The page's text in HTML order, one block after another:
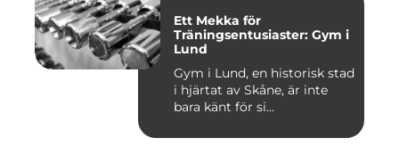
Ett Mekka för
Träningsentusiaster: Gym i
Lund
Gym i Lund, en historisk stad
i hjärtat av Skåne, är inte
bara känt för si...